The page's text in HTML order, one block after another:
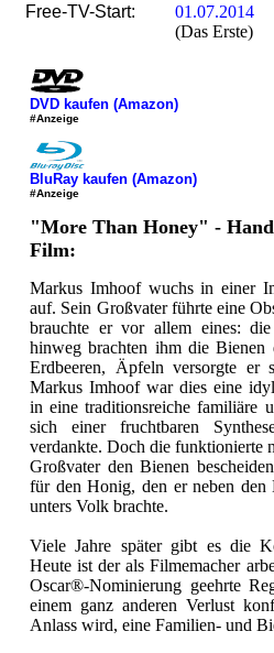
Free-TV-Start:
01.07.2014
(Das Erste)
DVD kaufen (Amazon)
#Anzeige
BluRay kaufen (Amazon)
#Anzeige
"More Than Honey" -
Film:
Markus Imhoof wuchs in einer
auf. Sein Großvater führte eine
brauchte er vor allem eines:
hinweg brachten ihm die
Erdbeeren, Äpfeln versorgte er
Markus Imhoof war dies eine
in eine traditionsreiche familiäre
sich einer fruchtbaren
verdankte. Doch die funktionierte
Großvater den Bienen
für den Honig, den er neben den
unters Volk brachte.
Viele Jahre später gibt es die
Heute ist der als Filmemacher
Oscar®-Nominierung geehrte
einem ganz anderen Verlust
Anlass wird, eine Familien- und